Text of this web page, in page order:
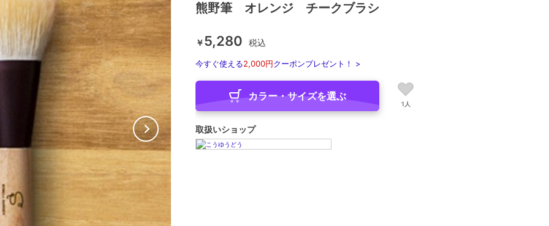
熊野筆 オレンジ チークブラシ
￥5,280 税込
今すぐ使える2,000円クーポンプレゼント！ >
カラー・サイズを選ぶ
1人
取扱いショップ